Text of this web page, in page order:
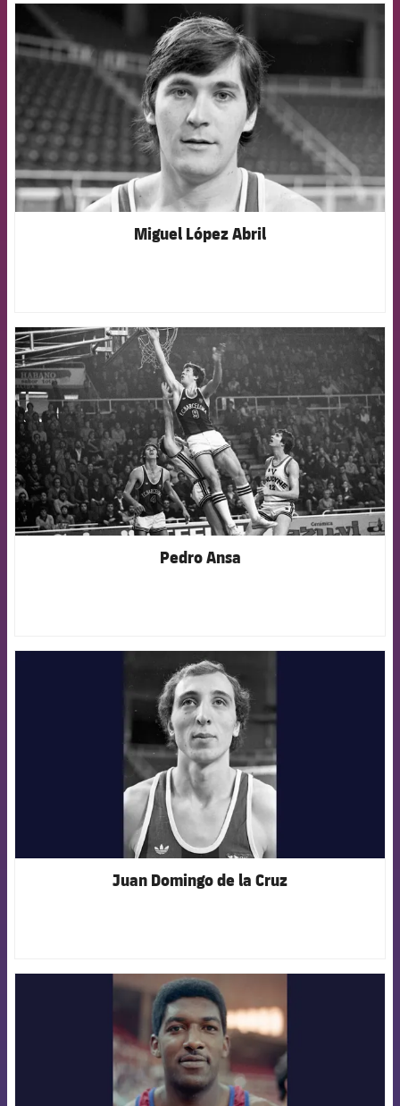
FCB Barcelona badge
Miguel López Abril
FCB Barcelona badge
Pedro Ansa
FCB Barcelona badge
Juan Domingo de la Cruz
FCB Barcelona badge